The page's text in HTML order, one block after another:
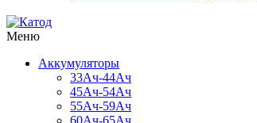
Меню
Аккумуляторы
33Ач-44Ач
45Ач-54Ач
55Ач-59Ач
60Ач-65Ач